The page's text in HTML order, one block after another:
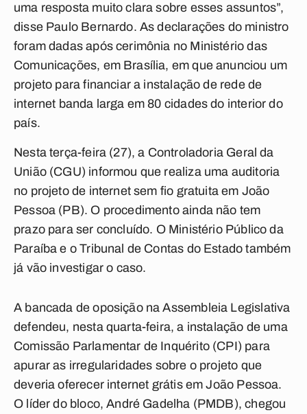
uma resposta muito clara sobre esses assuntos”,
disse Paulo Bernardo. As declarações do ministro
foram dadas após cerimônia no Ministério das
Comunicações, em Brasília, em que anunciou um
projeto para financiar a instalação de rede de
internet banda larga em 80 cidades do interior do
país.
Nesta terça-feira (27), a Controladoria Geral da
União (CGU) informou que realiza uma auditoria
no projeto de internet sem fio gratuita em João
Pessoa (PB). O procedimento ainda não tem
prazo para ser concluído. O Ministério Público da
Paraíba e o Tribunal de Contas do Estado também
já vão investigar o caso.
A bancada de oposição na Assembleia Legislativa
defendeu, nesta quarta-feira, a instalação de uma
Comissão Parlamentar de Inquérito (CPI) para
apurar as irregularidades sobre o projeto que
deveria oferecer internet grátis em João Pessoa.
O líder do bloco, André Gadelha (PMDB), chegou